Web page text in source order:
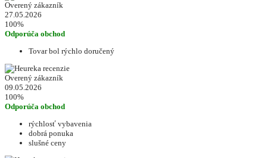
Overený zákazník
27.05.2026
100%
Odporúča obchod
Tovar bol rýchlo doručený
Overený zákazník
09.05.2026
100%
Odporúča obchod
rýchlosť vybavenia
dobrá ponuka
slušné ceny